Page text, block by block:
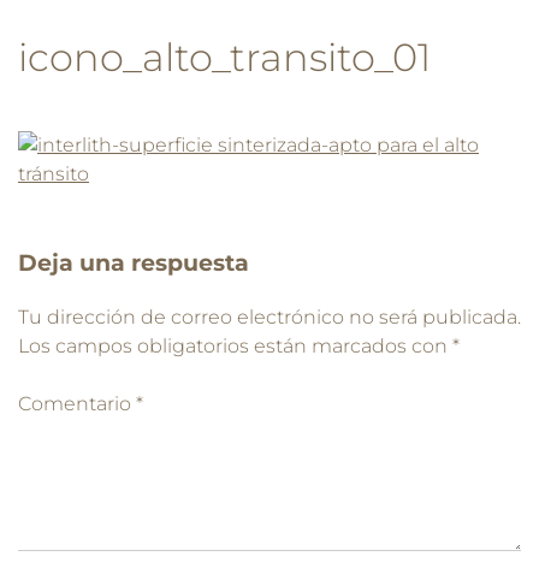
icono_alto_transito_01
Deja una respuesta
Tu dirección de correo electrónico no será publicada.
Los campos obligatorios están marcados con *
Comentario *